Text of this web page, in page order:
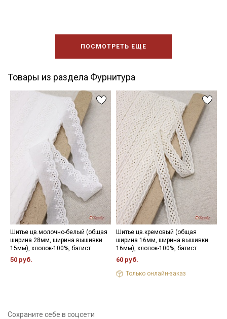
ПОСМОТРЕТЬ ЕЩЕ
Товары из раздела Фурнитура
Шитье цв.молочно-белый (общая
ширина 28мм, ширина вышивки
15мм), хлопок-100%, батист
50 руб.
Шитье цв.кремовый (общая
ширина 16мм, ширина вышивки
16мм), хлопок-100%, батист
60 руб.
Только онлайн-заказ
Сохраните себе в соцсети